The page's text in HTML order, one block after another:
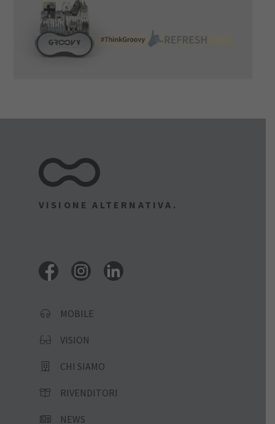
VISIONE ALTERNATIVA.
MOBILE
VISION
CHI SIAMO
RIVENDITORI
NEWS